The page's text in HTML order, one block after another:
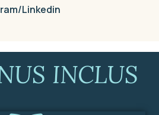
Linkedin
INCLUS